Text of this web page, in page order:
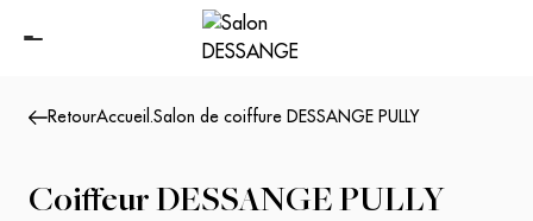
RetourAccueil .Salon de coiffure DESSANGE PULLY
Coiffeur DESSANGE PULLY